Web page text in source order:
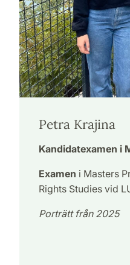
Petra Krajina
Kandidatexamen i
Examen i Masters
Rights Studies vid
Porträtt från 2025